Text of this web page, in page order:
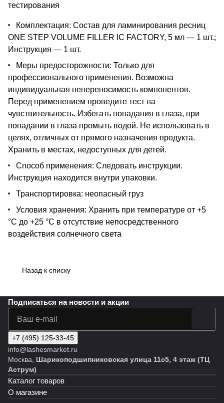
тестирования
Комплектация: Состав для ламинирования ресниц
ONE STEP VOLUME FILLER IC FACTORY, 5 мл — 1 шт.;
Инструкция — 1 шт.
Меры предосторожности: Только для
профессионального применения. Возможна
индивидуальная непереносимость компонентов.
Перед применением проведите тест на
чувствительность. Избегать попадания в глаза, при
попадании в глаза промыть водой. Не использовать в
целях, отличных от прямого назначения продукта.
Хранить в местах, недоступных для детей.
Способ применения: Следовать инструкции.
Инструкция находится внутри упаковки.
Транспортировка: неопасный груз
Условия хранения: Хранить при температуре от +5
°С до +25 °С в отсутствие непосредственного
воздействия солнечного света
Назад к списку
Подписаться на новости и акции
+7 (495) 125-33-45
info@lashesmarket.ru
Москва, Шарикоподшипниковская улица 11с5, 4 этаж (ТЦ
Аструм)
Каталог товаров
О магазине